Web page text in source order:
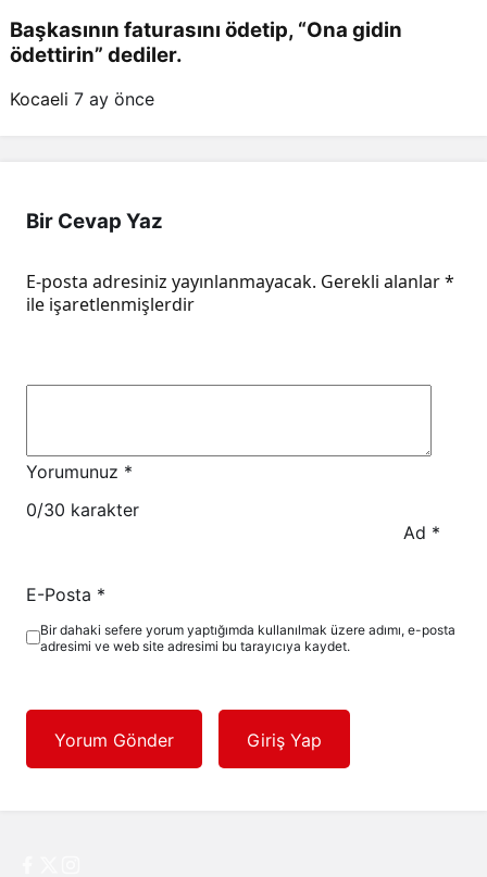
Başkasının faturasını ödetip, “Ona gidin
ödettirin” dediler.
Kocaeli 7 ay önce
Bir Cevap Yaz
E-posta adresiniz yayınlanmayacak. Gerekli alanlar*
ile işaretlenmişlerdir
Yorumunuz *
0/30 karakter
Ad *
E-Posta *
Bir dahaki sefere yorum yaptığımda kullanılmak üzere adımı, e-posta
adresimi ve web site adresimi bu tarayıcıya kaydet.
Yorum Gönder Giriş Yap